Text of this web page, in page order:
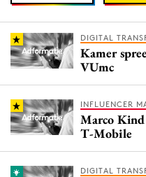
DIGITAL
Kamer
VUmc
INFLUENCER
Marco
T-Mobile
DIGITAL